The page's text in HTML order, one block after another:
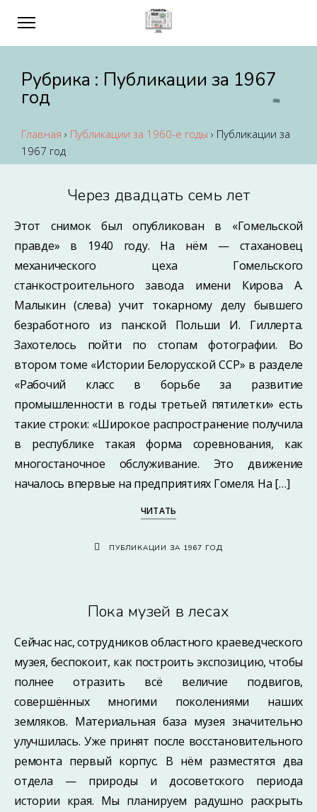
Рубрика : Публикации за 1967
год
Главная › Публикации за 1960-е годы › Публикации за
1967 год
Через двадцать семь лет
Этот снимок был опубликован в «Гомельской
правде» в 1940 году. На нём — стахановец
механического цеха Гомельского
станкостроительного завода имени Кирова А.
Малыкин (слева) учит токарному делу бывшего
безработного из панской Польши И. Гиллерта.
Захотелось пойти по стопам фотографии. Во
втором томе «Истории Белорусской ССР» в разделе
«Рабочий класс в борьбе за развитие
промышленности в годы третьей пятилетки» есть
такие строки: «Широкое распространение получила
в республике такая форма соревнования, как
многостаночное обслуживание. Это движение
началось впервые на предприятиях Гомеля. На […]
ЧИТАТЬ
ПУБЛИКАЦИИ ЗА 1967 ГОД
Пока музей в лесах
Сейчас нас, сотрудников областного краеведческого
музея, беспокоит, как построить экспозицию, чтобы
полнее отразить всё величие подвигов,
совершённых многими поколениями наших
земляков. Материальная база музея значительно
улучшилась. Уже принят после восстановительного
ремонта первый корпус. В нём разместятся два
отдела — природы и досоветского периода
истории края. Мы планируем радушно раскрыть